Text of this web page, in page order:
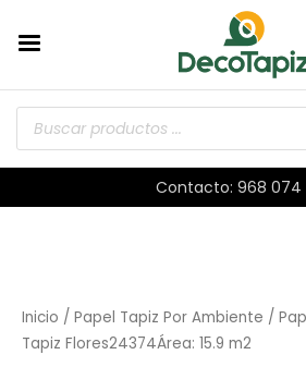
Contacto: 968 074
Inicio / Papel Tapiz Por Ambiente /
Tapiz Flores24374Área: 15.9 m2